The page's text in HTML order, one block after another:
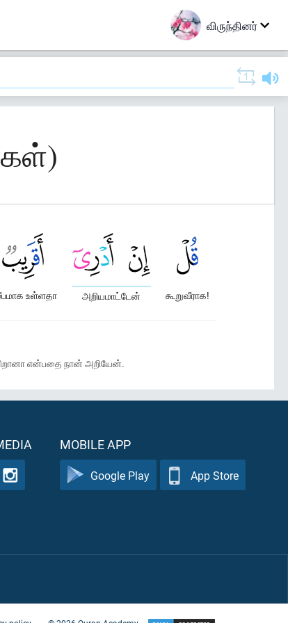
விருந்தினர்
கூறுவீராக!
அறியமாட்டேன்
உள்ளதா
என்பதை நான் அறியேன்.
MOBILE APP
Google Play App Store